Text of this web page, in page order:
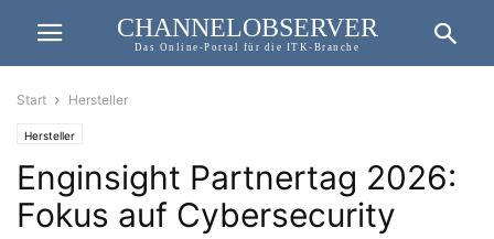
CHANNELOBSERVER
Das Online-Portal für die ITK-Branche
Start Hersteller
Hersteller
Enginsight Partnertag 2026:
Fokus auf Cybersecurity